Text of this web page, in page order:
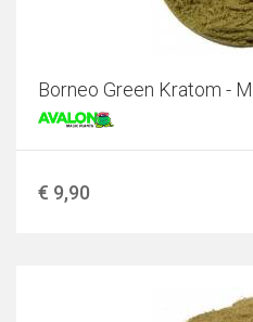
Borneo Green Kratom -
€ 9,90